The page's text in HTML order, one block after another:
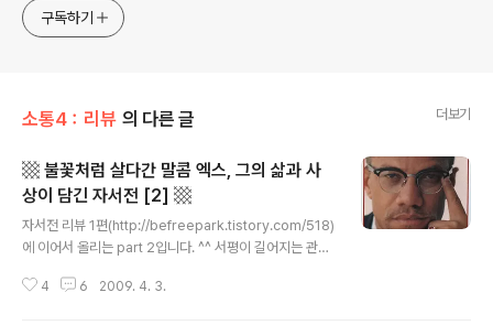
식하는 미드가 있는~ /// 사회적 이슈에 발언하는~ 不老巨
구독하기
소통4：리뷰 의 다른 글 더보기
▩ 불꽃처럼 살다간 말콤 엑스, 그의 삶과 사
상이 담긴 자서전 [2] ▩
자서전 리뷰 1편(http://befreepark.tistory.com/518)
에 이어서 올리는 part 2입니다. ^^ 서평이 길어지는 관계
글 하나가 너무 길면 읽기 힘들고 읽히기 어렵지요. ^^; ▩
4 6 2009. 4. 3.